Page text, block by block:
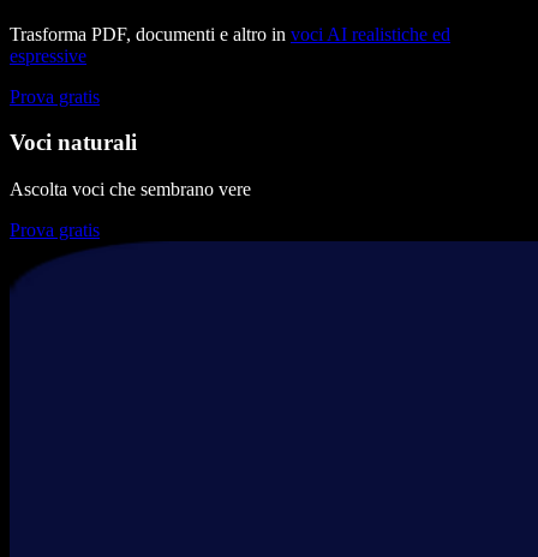
Trasforma PDF, documenti e altro in voci AI realistiche ed
espressive
Prova gratis
Voci naturali
Ascolta voci che sembrano vere
Prova gratis